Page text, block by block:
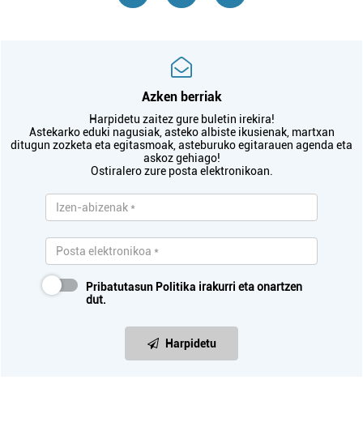
Azken berriak
Harpidetu zaitez gure buletin irekira!
Astekarko eduki nagusiak, asteko albiste ikusienak, martxan
ditugun zozketa eta egitasmoak, asteburuko egitarauen agenda eta
askoz gehiago!
Ostiralero zure posta elektronikoan.
Pribatutasun Politika irakurri eta onartzen
dut.
Harpidetu